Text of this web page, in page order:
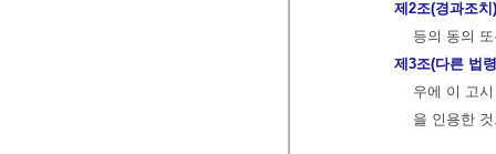
제2조(경과조치)
등의 동의
제3조(다른 법
우에 이 고
을 인용한